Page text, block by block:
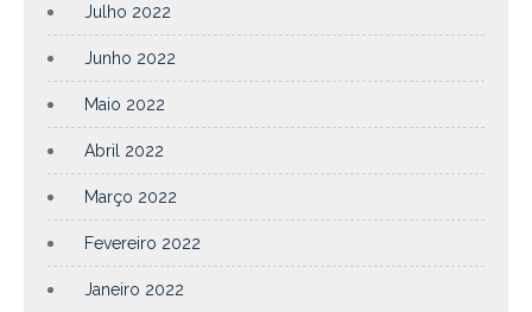
Julho 2022
Junho 2022
Maio 2022
Abril 2022
Março 2022
Fevereiro 2022
Janeiro 2022